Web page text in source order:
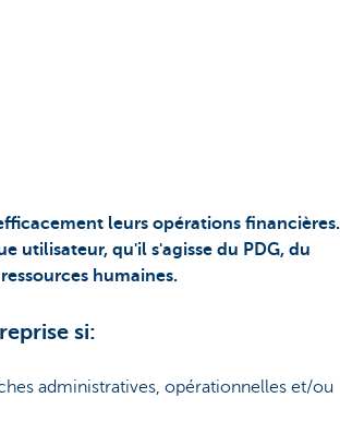
leurs opérations financières.
utilisateur, qu'il s'agisse du PDG, du
humaines.
si:
administratives, opérationnelles et/ou